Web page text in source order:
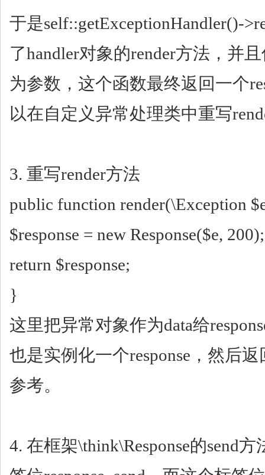
于是self::getExceptionHandler()-
了handler对象的render方法，并
为参数，这个函数最终返回一个
以在自定义异常处理类中重写
3. 重写render方法
public function render(\Exception
$response = new Response($e, 200);
return $response;
}
这里把异常对象作为data给
也是实例化一个response，然后
参考。
4. 在框架\think\Response的send